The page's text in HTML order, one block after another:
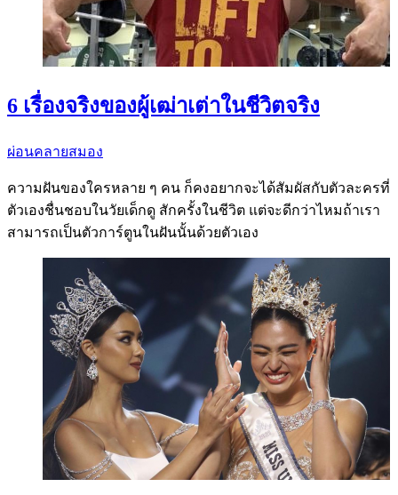
6 เรื่องจริงของผู้เฒ่าเต่าในชีวิตจริง
ผ่อนคลายสมอง
ความฝันของใครหลาย ๆ คน ก็คงอยากจะได้สัมผัสกับตัวละครที่
ตัวเองชื่นชอบในวัยเด็กดู สักครั้งในชีวิต แต่จะดีกว่าไหมถ้าเรา
สามารถเป็นตัวการ์ตูนในฝันนั้นด้วยตัวเอง